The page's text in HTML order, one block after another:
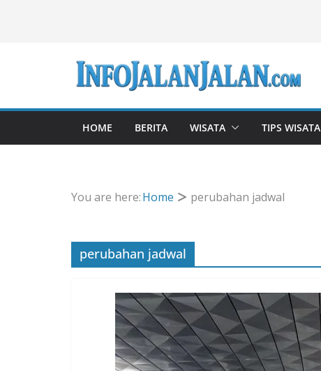
HOME BERITA WISATA TIPS WISATA
You are here:Home perubahan jadwal
perubahan jadwal